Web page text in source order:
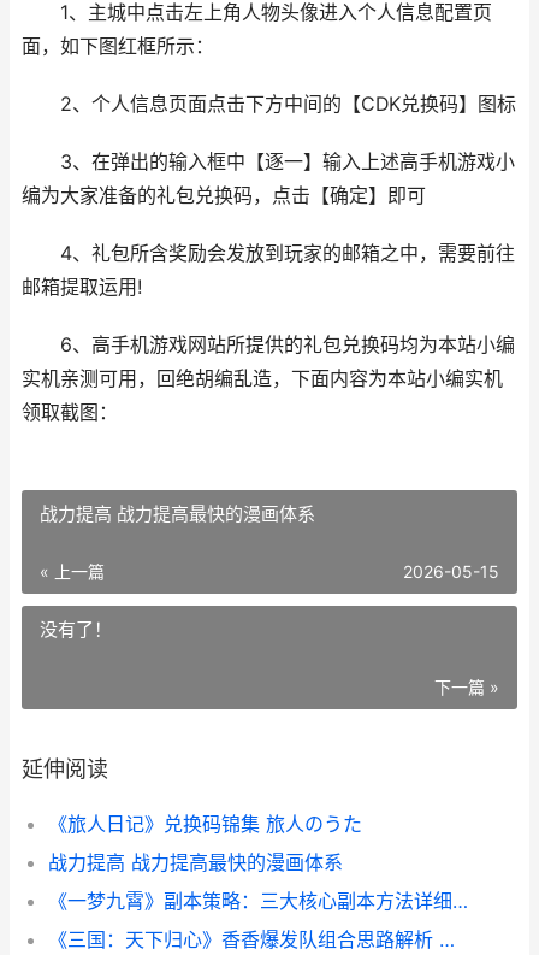
1、主城中点击左上角人物头像进入个人信息配置页
面，如下图红框所示：
2、个人信息页面点击下方中间的【CDK兑换码】图标
3、在弹出的输入框中【逐一】输入上述高手机游戏小
编为大家准备的礼包兑换码，点击【确定】即可
4、礼包所含奖励会发放到玩家的邮箱之中，需要前往
邮箱提取运用!
6、高手机游戏网站所提供的礼包兑换码均为本站小编
实机亲测可用，回绝胡编乱造，下面内容为本站小编实机
领取截图：
战力提高 战力提高最快的漫画体系
« 上一篇 2026-05-15
没有了！
下一篇 »
延伸阅读
《旅人日记》兑换码锦集 旅人のうた
战力提高 战力提高最快的漫画体系
《一梦九霄》副本策略：三大核心副本方法详细解答 一梦九州
《三国：天下归心》香香爆发队组合思路解析 三国天下归心